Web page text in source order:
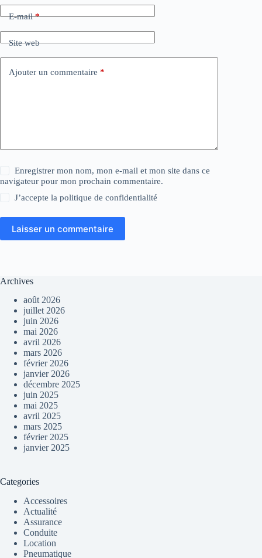
E-mail*
Site web
Ajouter un commentaire *
Enregistrer mon nom, mon e-mail et mon site dans ce
navigateur pour mon prochain commentaire.
J’accepte lapolitique de confidentialité
Laisser un commentaire
Archives
août 2026
juillet 2026
juin 2026
mai 2026
avril 2026
mars 2026
février 2026
janvier 2026
décembre 2025
juin 2025
mai 2025
avril 2025
mars 2025
février 2025
janvier 2025
Categories
Accessoires
Actualité
Assurance
Conduite
Location
Pneumatique